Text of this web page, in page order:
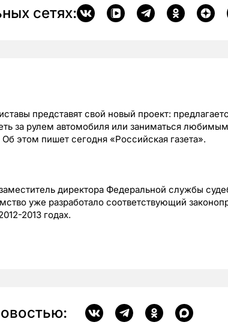
сетях:
представят свой новый проект:
за рулем автомобиля или заниматься
этом пишет сегодня «Российская газета».
директора Федеральной службы
уже разработало соответствующий
2013 годах.